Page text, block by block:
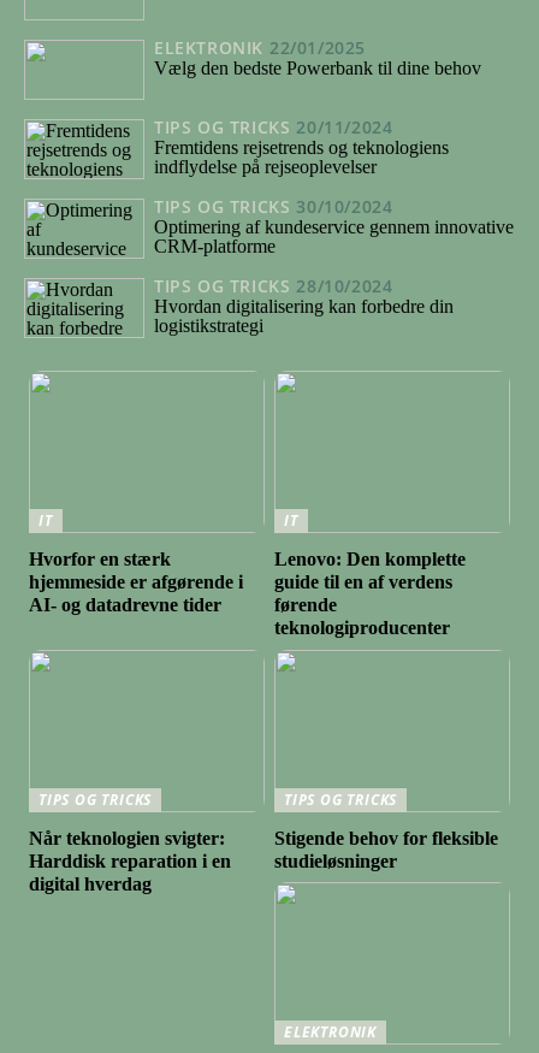
ELEKTRONIK 22/01/2025
Vælg den bedste Powerbank til dine behov
TIPS OG TRICKS 20/11/2024
Fremtidens rejsetrends og teknologiens
indflydelse på rejseoplevelser
TIPS OG TRICKS 30/10/2024
Optimering af kundeservice gennem innovative
CRM-platforme
TIPS OG TRICKS 28/10/2024
Hvordan digitalisering kan forbedre din
logistikstrategi
IT
Hvorfor en stærk
hjemmeside er afgørende i
AI- og datadrevne tider
IT
Lenovo: Den komplette
guide til en af verdens
førende
teknologiproducenter
TIPS OG TRICKS
Når teknologien svigter:
Harddisk reparation i en
digital hverdag
TIPS OG TRICKS
Stigende behov for fleksible
studieløsninger
ELEKTRONIK